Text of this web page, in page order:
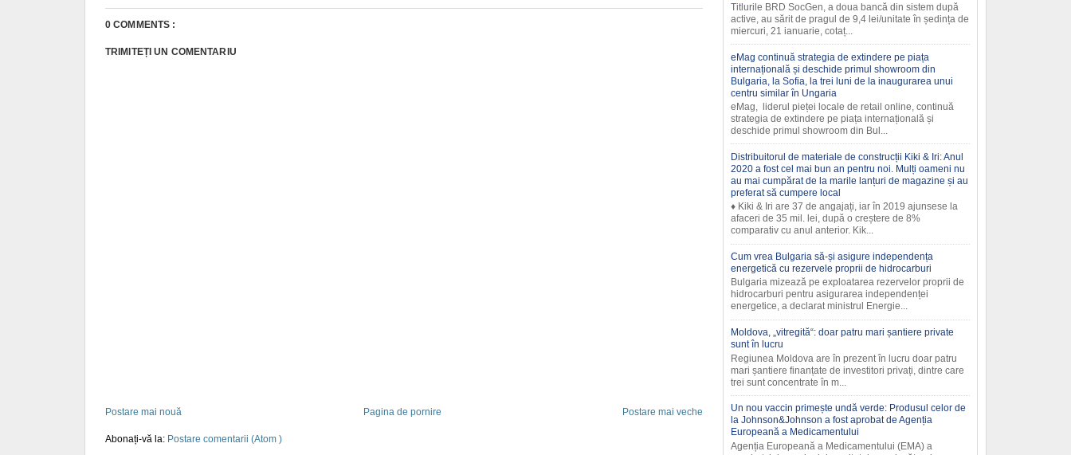
0 COMMENTS :
TRIMITEȚI UN COMENTARIU
Postare mai nouă Postare mai veche
Pagina de pornire
Abonați-vă la: Postare comentarii (Atom )
Titlurile BRD SocGen, a doua bancă din sistem după
active, au sărit de pragul de 9,4 lei/unitate în ședința de
miercuri, 21 ianuarie, cotaț...
eMag continuă strategia de extindere pe piața
internațională și deschide primul showroom din
Bulgaria, la Sofia, la trei luni de la inaugurarea unui
centru similar în Ungaria
eMag, liderul pieței locale de retail online, continuă
strategia de extindere pe piața internațională și
deschide primul showroom din Bul...
Distribuitorul de materiale de construcții Kiki & Iri: Anul
2020 a fost cel mai bun an pentru noi. Mulți oameni nu
au mai cumpărat de la marile lanțuri de magazine și au
preferat să cumpere local
♦ Kiki & Iri are 37 de angajați, iar în 2019 ajunsese la
afaceri de 35 mil. lei, după o creștere de 8%
comparativ cu anul anterior. Kik...
Cum vrea Bulgaria să-și asigure independența
energetică cu rezervele proprii de hidrocarburi
Bulgaria mizează pe exploatarea rezervelor proprii de
hidrocarburi pentru asigurarea independenței
energetice, a declarat ministrul Energie...
Moldova, „vitregită“: doar patru mari șantiere private
sunt în lucru
Regiunea Moldova are în prezent în lucru doar patru
mari șantiere finanțate de investitori privați, dintre care
trei sunt concentrate în m...
Un nou vaccin primește undă verde: Produsul celor de
la Johnson&Johnson a fost aprobat de Agenția
Europeană a Medicamentului
Agenția Europeană a Medicamentului (EMA) a